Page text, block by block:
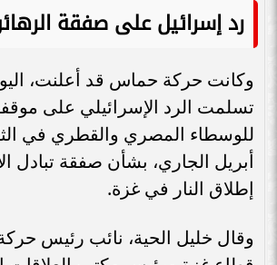
رد إسرائيل على صفقة
وكانت حركة حماس قد أعلنت،
تسلمت الرد الإسرائيلي على
للوسطاء المصري والقطري في
أبريل الجاري، بشأن صفقة تبادل
إطلاق النار في غزة.
وقال خليل الحية، نائب رئيس